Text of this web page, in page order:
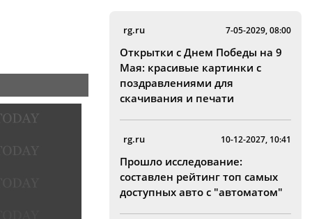
rg.ru 7-05-2029, 08:00
Открытки с Днем Победы на 9
Мая: красивые картинки с
поздравлениями для
скачивания и печати
rg.ru 10-12-2027, 10:41
Прошло исследование:
составлен рейтинг топ самых
доступных авто с "автоматом"